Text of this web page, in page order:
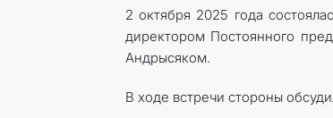
2 октября 2025 года
директором Постоянного
Андрысяком.
В ходе встречи стороны